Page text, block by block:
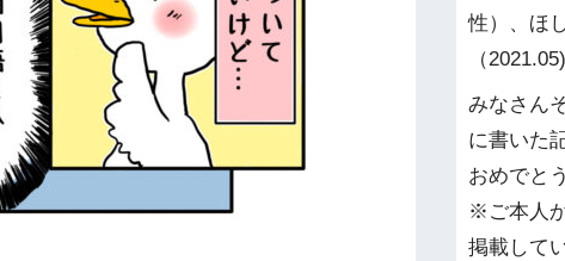
性）、ほ
（
みなさん
に書いた
おめでと
※ご本人
掲載して